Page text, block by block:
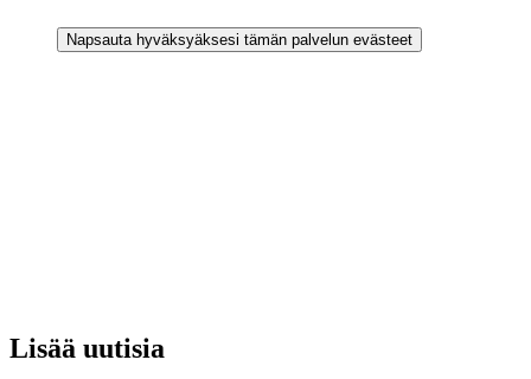
Napsauta hyväksyäksesi tämän palvelun evästeet
Lisää uutisia